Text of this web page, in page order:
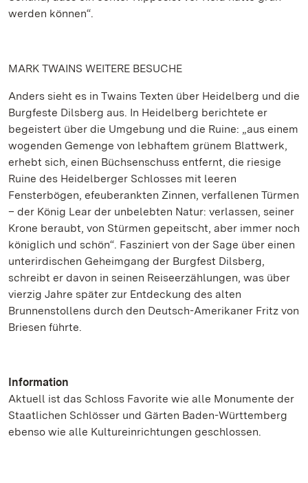
werden können“.
MARK TWAINS WEITERE BESUCHE
Anders sieht es in Twains Texten über Heidelberg und die
Burgfeste Dilsberg aus. In Heidelberg berichtete er
begeistert über die Umgebung und die Ruine: „aus einem
wogenden Gemenge von lebhaftem grünem Blattwerk,
erhebt sich, einen Büchsenschuss entfernt, die riesige
Ruine des Heidelberger Schlosses mit leeren
Fensterbögen, efeuberankten Zinnen, verfallenen Türmen
– der König Lear der unbelebten Natur: verlassen, seiner
Krone beraubt, von Stürmen gepeitscht, aber immer noch
königlich und schön“. Fasziniert von der Sage über einen
unterirdischen Geheimgang der Burgfest Dilsberg,
schreibt er davon in seinen Reiseerzählungen, was über
vierzig Jahre später zur Entdeckung des alten
Brunnenstollens durch den Deutsch-Amerikaner Fritz von
Briesen führte.
Information
Aktuell ist das Schloss Favorite wie alle Monumente der
Staatlichen Schlösser und Gärten Baden-Württemberg
ebenso wie alle Kultureinrichtungen geschlossen.